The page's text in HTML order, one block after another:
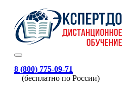
8 (800) 775-09-71
(бесплатно по России)